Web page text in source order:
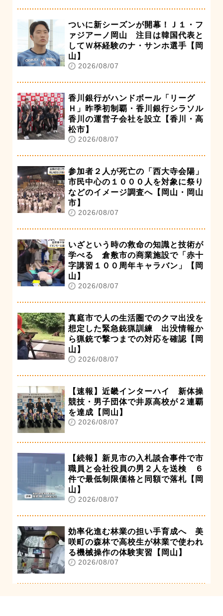
ついに新シーズンが開幕！Ｊ１・フ
ァジアーノ岡山 注目は韓国代表と
してＷ杯経験のナ・サンホ選手【岡
山】
2026/08/07
香川銀行がハンドボール「リーグ
Ｈ」昨季初制覇・香川銀行シラソル
香川の運営子会社を設立【香川・高
松市】
2026/08/07
参加者２人が死亡の「西大寺会陽」
市民中心の１０００人を対象に祭り
などのイメージ調査へ【岡山・岡山
市】
2026/08/07
いざという時の救命の知識と技術が
学べる 倉敷市の商業施設で「赤十
字講習１００周年キャラバン」【岡
山】
2026/08/07
真庭市で人の生活圏でのクマ出没を
想定した緊急銃猟訓練 出没情報か
ら猟銃で撃つまでの対応を確認【岡
山】
2026/08/07
【速報】近畿インターハイ 新体操
競技・男子団体で井原高校が２連覇
を達成【岡山】
2026/08/07
【続報】新見市の入札談合事件で市
職員と会社役員の男２人を送検 ６
件で最低制限価格と同額で落札【岡
山】
2026/08/07
効率化進む林業の担い手育成へ 美
咲町の森林で高校生が林業で使われ
る機械操作の体験実習【岡山】
2026/08/07